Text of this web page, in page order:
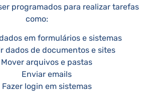
programados para realizar tarefas
como:
em formulários e sistemas
dados de documentos e sites
Mover arquivos e pastas
Enviar emails
Fazer login em sistemas